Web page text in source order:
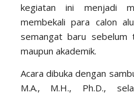
kegiatan ini menjadi
membekali para calon
semangat baru sebelum
maupun akademik.
Acara dibuka dengan
M.A., M.H., Ph.D.,